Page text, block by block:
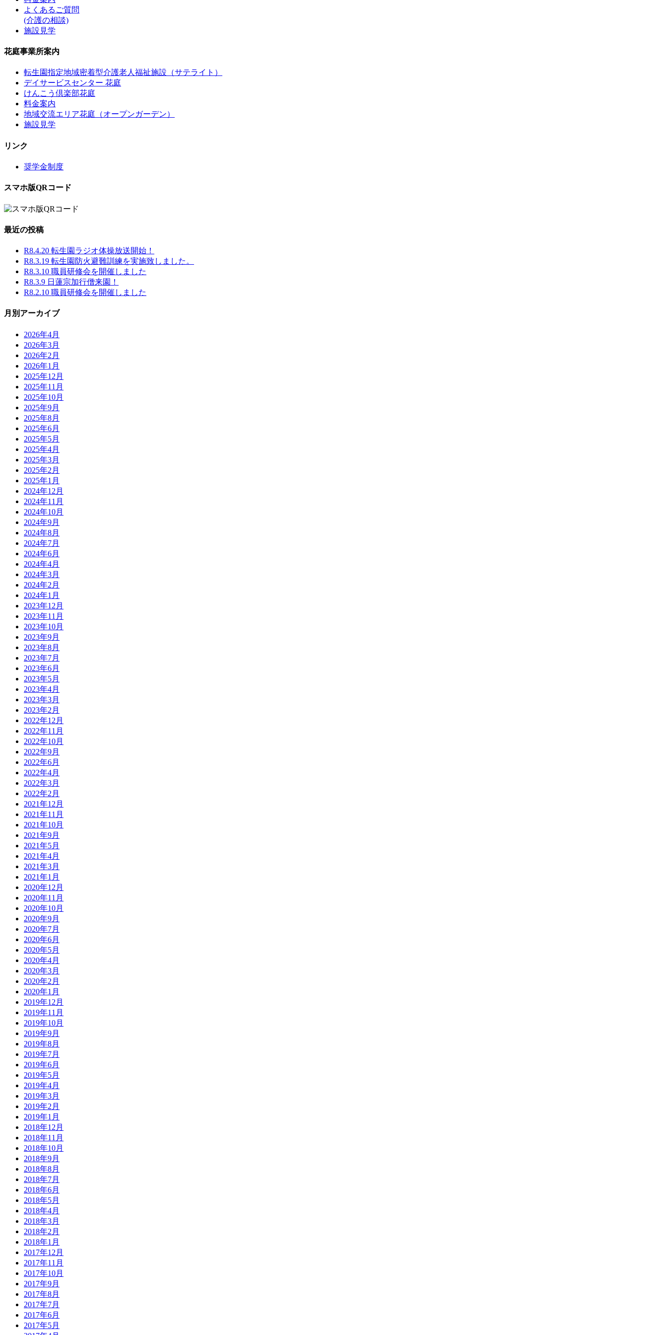
よくあるご質問
(介護の相談)
施設見学
花庭事業所案内
転生園指定地域密着型介護老人福祉施設（サテライト）
デイサービスセンター 花庭
けんこう倶楽部花庭
料金案内
地域交流エリア花庭（オープンガーデン）
施設見学
リンク
奨学金制度
スマホ版QRコード
最近の投稿
R8.4.20 転生園ラジオ体操放送開始！
R8.3.19 転生園防火避難訓練を実施致しました。
R8.3.10 職員研修会を開催しました
R8.3.9 日蓮宗加行僧来園！
R8.2.10 職員研修会を開催しました
月別アーカイブ
2026年4月
2026年3月
2026年2月
2026年1月
2025年12月
2025年11月
2025年10月
2025年9月
2025年8月
2025年6月
2025年5月
2025年4月
2025年3月
2025年2月
2025年1月
2024年12月
2024年11月
2024年10月
2024年9月
2024年8月
2024年7月
2024年6月
2024年4月
2024年3月
2024年2月
2024年1月
2023年12月
2023年11月
2023年10月
2023年9月
2023年8月
2023年7月
2023年6月
2023年5月
2023年4月
2023年3月
2023年2月
2022年12月
2022年11月
2022年10月
2022年9月
2022年6月
2022年4月
2022年3月
2022年2月
2021年12月
2021年11月
2021年10月
2021年9月
2021年5月
2021年4月
2021年3月
2021年1月
2020年12月
2020年11月
2020年10月
2020年9月
2020年7月
2020年6月
2020年5月
2020年4月
2020年3月
2020年2月
2020年1月
2019年12月
2019年11月
2019年10月
2019年9月
2019年8月
2019年7月
2019年6月
2019年5月
2019年4月
2019年3月
2019年2月
2019年1月
2018年12月
2018年11月
2018年10月
2018年9月
2018年8月
2018年7月
2018年6月
2018年5月
2018年4月
2018年3月
2018年2月
2018年1月
2017年12月
2017年11月
2017年10月
2017年9月
2017年8月
2017年7月
2017年6月
2017年5月